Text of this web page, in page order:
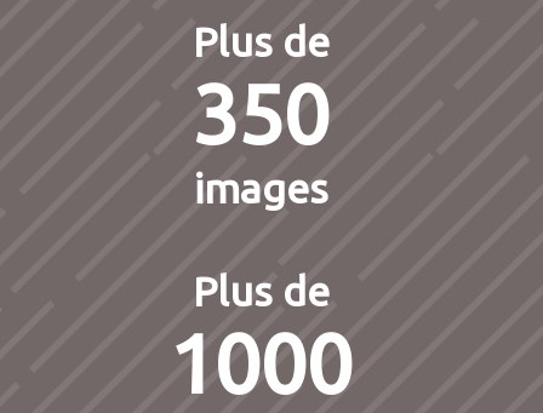
Plus de
350
images
Plus de
1000